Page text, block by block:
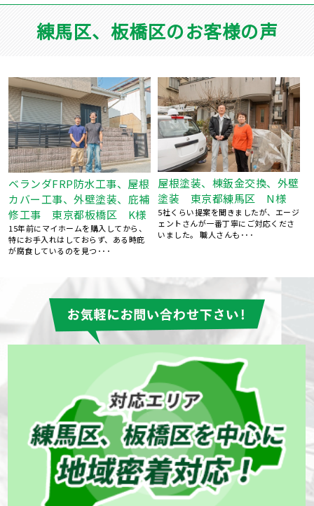
練馬区、板橋区のお客様の声
屋根塗装、棟鈑金交換、外壁
塗装 東京都練馬区 N様
5社くらい提案を聞きましたが、エージ
ェントさんが一番丁寧にご対応くださ
いました。 職人さんも･･･
屋根葺き替え工事 瓦屋根か
ら金属屋根へ 雨漏り修理
東京都練馬区 S様
台風のあと、雨の日に雨漏りして、ホ
ームページで探して電話しました。 見